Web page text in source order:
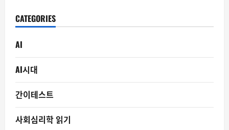
CATEGORIES
AI
AI시대
간이테스트
사회심리학 읽기